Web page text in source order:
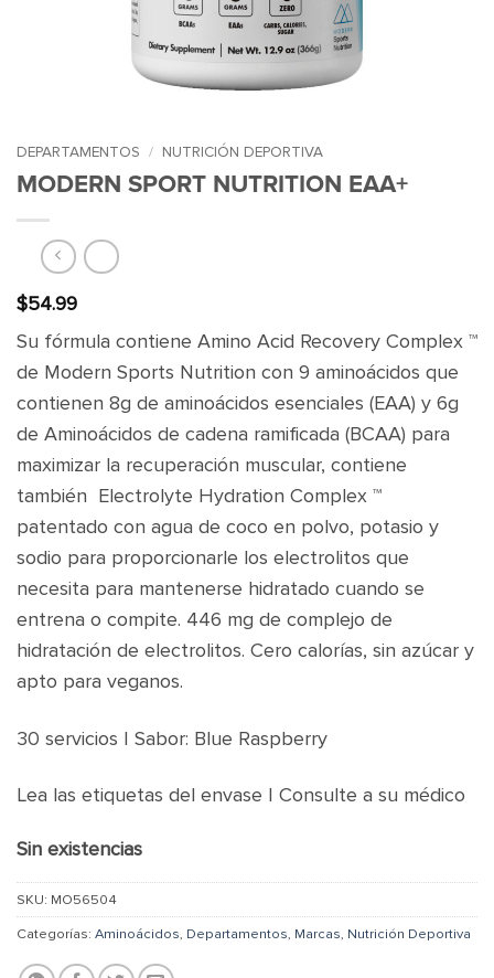
DEPARTAMENTOS / NUTRICIÓN DEPORTIVA
MODERN SPORT NUTRITION EAA+
$54.99
Su fórmula contiene Amino Acid Recovery Complex ™
de Modern Sports Nutrition con 9 aminoácidos que
contienen 8g de aminoácidos esenciales (EAA) y 6g
de Aminoácidos de cadena ramificada (BCAA) para
maximizar la recuperación muscular, contiene
también Electrolyte Hydration Complex ™
patentado con agua de coco en polvo, potasio y
sodio para proporcionarle los electrolitos que
necesita para mantenerse hidratado cuando se
entrena o compite. 446 mg de complejo de
hidratación de electrolitos. Cero calorías, sin azúcar y
apto para veganos.
30 servicios | Sabor: Blue Raspberry
Lea las etiquetas del envase | Consulte a su médico
Sin existencias
SKU: MO56504
Categorías: Aminoácidos, Departamentos, Marcas, Nutrición Deportiva